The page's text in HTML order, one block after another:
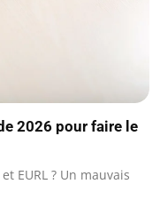
2026 pour faire le
EURL ? Un mauvais